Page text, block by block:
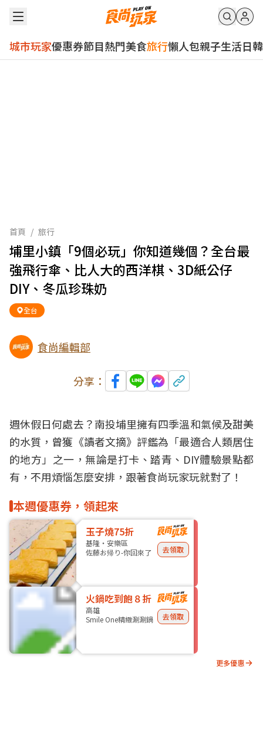
城市玩家優惠券節目熱門美食旅行懶人包親子生活日韓
首頁 / 旅行
埔里小鎮「9個必玩」你知道幾個？全台最
強飛行傘、比人大的西洋棋、3D紙公仔
DIY、冬瓜珍珠奶
全台
食尚編輯部
分享：
週休假日何處去？南投埔里擁有四季溫和氣候及甜美
的水質，曾獲《讀者文摘》評鑑為「最適合人類居住
的地方」之一，無論是打卡、踏青、DIY體驗景點都
有，不用煩惱怎麼安排，跟著食尚玩家玩就對了！
本週優惠券，領起來
玉子燒75折
基隆・安樂區
佐藤お帰り-你回來了
去領取
火鍋吃到飽８折
高雄
Smile One精緻涮涮鍋
去領取
更多優惠